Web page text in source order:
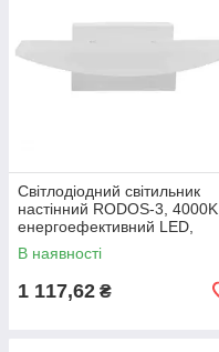
Світлодіодний світильник
настінний RODOS-3, 4000K,
енергоефективний LED,
довговічність 30 000 годин
В наявності
1 117,62 ₴